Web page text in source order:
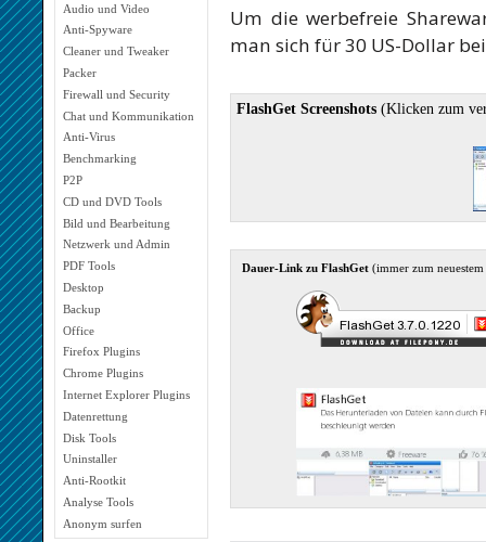
Audio und Video
Anti-Spyware
Cleaner und Tweaker
Packer
Firewall und Security
Chat und Kommunikation
Anti-Virus
Benchmarking
P2P
CD und DVD Tools
Bild und Bearbeitung
Netzwerk und Admin
PDF Tools
Desktop
Backup
Office
Firefox Plugins
Chrome Plugins
Internet Explorer Plugins
Datenrettung
Disk Tools
Uninstaller
Anti-Rootkit
Analyse Tools
Anonym surfen
Um die werbefreie
man sich für 30 US-Dollar
FlashGet Screenshots (Klicken zum
Dauer-Link zu FlashGet (immer zum